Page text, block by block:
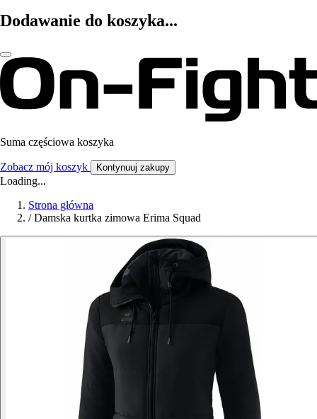
Dodawanie do koszyka...
Suma częściowa koszyka
Zobacz mój koszyk Kontynuuj zakupy
Loading...
Strona główna
/ Damska kurtka zimowa Erima Squad